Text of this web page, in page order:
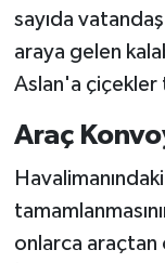
sayıda vatandaş
araya gelen
Aslan'a
Araç
onlarca araçtan